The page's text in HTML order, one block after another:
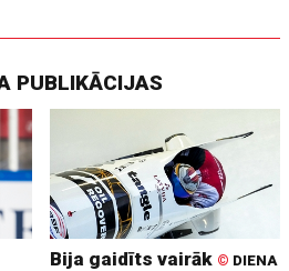
PUBLIKĀCIJAS
Bija gaidīts vairāk © DIENA